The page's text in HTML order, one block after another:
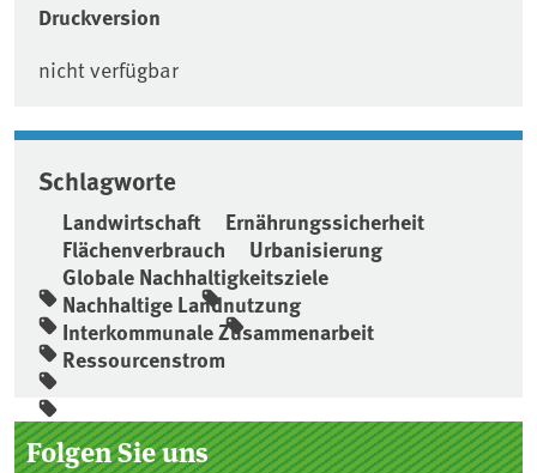
Druckversion
nicht verfügbar
Schlagworte
Landwirtschaft
Ernährungssicherheit
Flächenverbrauch
Urbanisierung
Globale Nachhaltigkeitsziele
Nachhaltige Landnutzung
Interkommunale Zusammenarbeit
Ressourcenstrom
Seitenleiste
Folgen Sie uns